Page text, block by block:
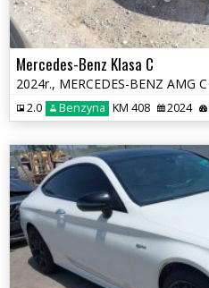
Mercedes-Benz Klasa C
2.0 Benzyna KM 408 2024